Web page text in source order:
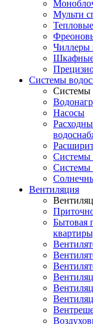
Мульти
Чиллеры
Шкафные
Системы
Системы
Насосы
Системы
Системы
Вентиляция
Бытовая